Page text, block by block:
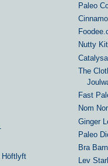
Paleo
Nutty
The
Fast
Nom
Ginger
Paleo
Bra
Lev
Höftlyft